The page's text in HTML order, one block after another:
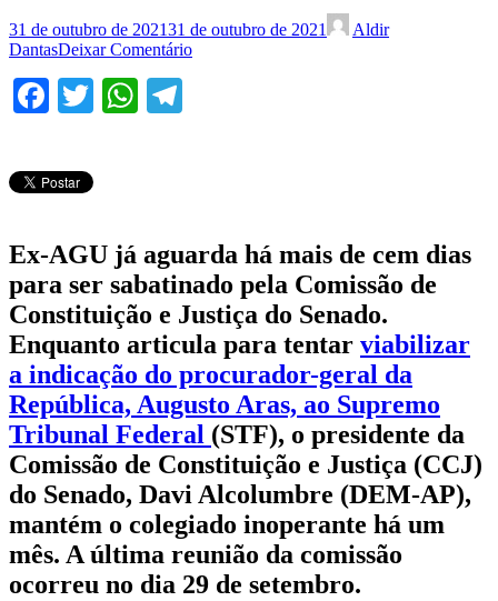
31 de outubro de 202131 de outubro de 2021
Aldir
DantasDeixar Comentário
Facebook
TwitterWhatsApp
Ex-AGU já aguarda há mais de cem dias
para ser sabatinado pela Comissão de
Constituição e Justiça do Senado.
Enquanto articula para tentar viabilizar
a indicação do procurador-geral da
República, Augusto Aras, ao Supremo
Tribunal Federal (STF), o presidente da
Comissão de Constituição e Justiça (CCJ)
do Senado, Davi Alcolumbre (DEM-AP),
mantém o colegiado inoperante há um
mês. A última reunião da comissão
ocorreu no dia 29 de setembro.